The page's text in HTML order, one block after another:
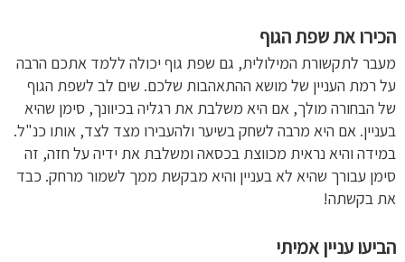
הכירו את שפת הגוף
מעבר לתקשורת המילולית, גם שפת גוף יכולה ללמד אתכם הרבה
על רמת העניין של מושא ההתאהבות שלכם. שים לב לשפת הגוף
של הבחורה מולך, אם היא משלבת את רגליה בכיוונך, סימן שהיא
בעניין. אם היא מרבה לשחק בשיער ולהעבירו מצד לצד, אותו כנ"ל.
במידה והיא נראית מכווצת בכסאה ומשלבת את ידיה על חזה, זה
סימן עבורך שהיא לא בעניין והיא מבקשת ממך לשמור מרחק. כבד
את בקשתה!
הביעו עניין אמיתי